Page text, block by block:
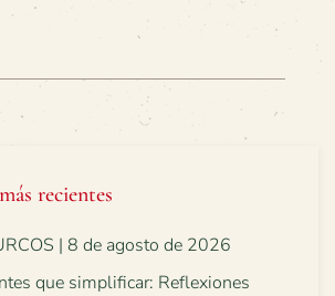
recientes
| 8 de agosto de 2026
que simplificar: Reflexiones